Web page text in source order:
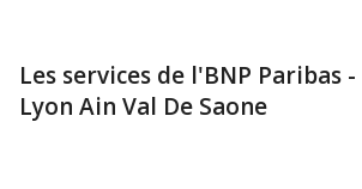
Les services de l'BNP Paribas -
Lyon Ain Val De Saone